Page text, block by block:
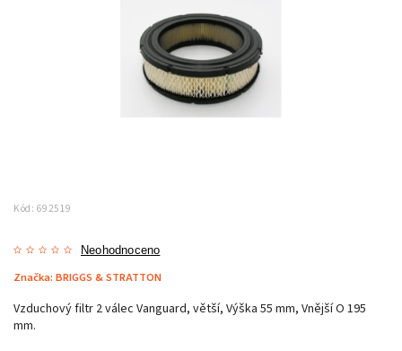
Kód: 692519
Neohodnoceno
Značka: BRIGGS & STRATTON
Vzduchový filtr 2 válec Vanguard, větší, Výška 55 mm, Vnější O 195
mm.